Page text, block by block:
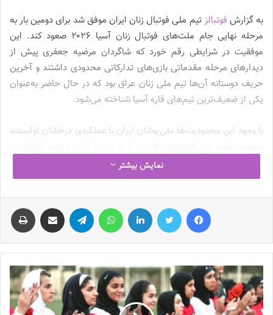
به گزارش فوتبالزتیم ملی فوتبال زنان ایران موفق شد برای دومین بار به
مرحله نهایی جام ملت‌های فوتبال زنان آسیا ۲۰۲۶ صعود کند. این
موفقیت در شرایطی رقم خورد که شاگردان مرضیه جعفری پیش از
دیدارهای مرحله مقدماتی بازی‌های تدارکاتی محدودی داشتند و آخرین
حریف دوستانه آن‌ها تیم ملی زنان عراق بود که در حال حاضر به‌عنوان
یکی از ضعیف‌ترین تیم‌های قاره آسیا شناخته می‌شود.
با وجود این محدودیت‌ها ملی‌پوشان ایران با عملکردی درخشان توانستند
فوتبال زنان کشور ایجاد کنند.
مسابقات نهایی جام ملت‌های فوتبال زنان آسیا از ۱۰ اسفند ۱۴۰۴ تا ۱
فروردین ۱۴۰۵ به میزبانی کشور استرالیا برگزار خواهد شد. شهرهای
سیدنی، گلد کوست و پرث میزبان این رویداد بزرگ هستند.
چالش هاى ليست جدید تيم ملى فوتبال
زنان
نمایش بیشتر